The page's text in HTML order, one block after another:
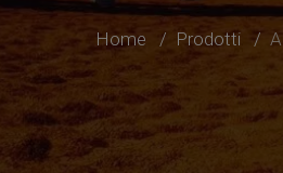
Home Prodotti